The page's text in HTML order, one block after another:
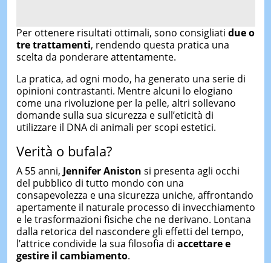
Per ottenere risultati ottimali, sono consigliati due o
tre trattamenti, rendendo questa pratica una
scelta da ponderare attentamente.
La pratica, ad ogni modo, ha generato una serie di
opinioni contrastanti. Mentre alcuni lo elogiano
come una rivoluzione per la pelle, altri sollevano
domande sulla sua sicurezza e sull’eticità di
utilizzare il DNA di animali per scopi estetici.
Verità o bufala?
A 55 anni, Jennifer Aniston si presenta agli occhi
del pubblico di tutto mondo con una
consapevolezza e una sicurezza uniche, affrontando
apertamente il naturale processo di invecchiamento
e le trasformazioni fisiche che ne derivano. Lontana
dalla retorica del nascondere gli effetti del tempo,
l’attrice condivide la sua filosofia di accettare e
gestire il cambiamento.